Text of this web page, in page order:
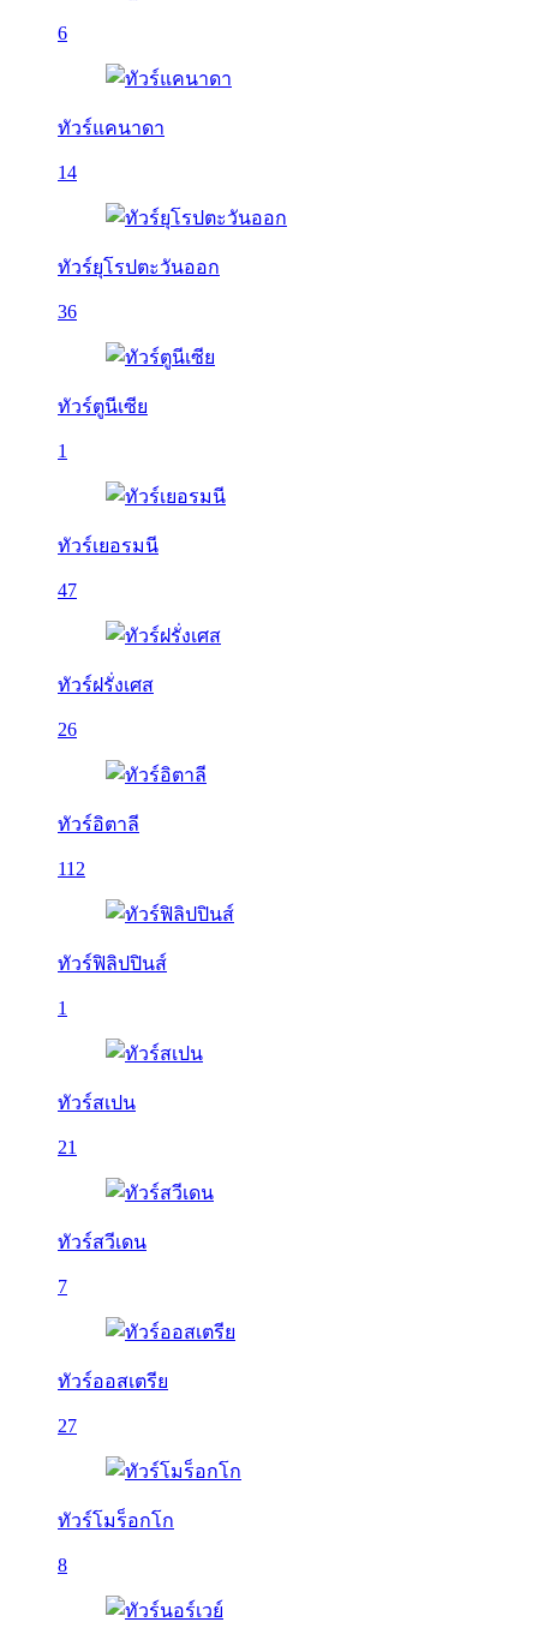
6
ทัวร์แคนาดา
14
ทัวร์ยุโรปตะวันออก
36
ทัวร์ตูนีเซีย
1
ทัวร์เยอรมนี
47
ทัวร์ฝรั่งเศส
26
ทัวร์อิตาลี
112
ทัวร์ฟิลิปปินส์
1
ทัวร์สเปน
21
ทัวร์สวีเดน
7
ทัวร์ออสเตรีย
27
ทัวร์โมร็อกโก
8